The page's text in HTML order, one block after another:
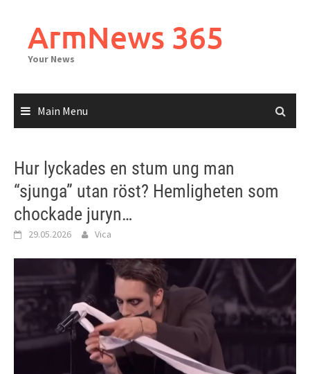
contentArmNews 365
Your News
Main Menu
Hur lyckades en stum ung man
“sjunga” utan röst? Hemligheten som
chockade juryn…
29.05.2026 Vica